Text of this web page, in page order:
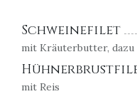
Schweinefilet
mit Kräuterbutter, dazu
mit Reis